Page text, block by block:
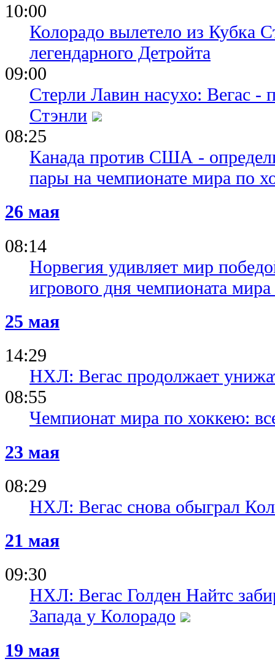
10:00
Колорадо вылетело из Кубка
легендарного Детройта
09:00
Стерли Лавин насухо: Вегас -
Стэнли
08:25
Канада против США -
пары на чемпионате мира по
26 мая
08:14
Норвегия удивляет мир
игрового дня чемпионата
25 мая
14:29
НХЛ: Вегас продолжает
08:55
Чемпионат мира по хоккею:
23 мая
08:29
НХЛ: Вегас снова обыграл
21 мая
09:30
НХЛ: Вегас Голден Найтс
Запада у Колорадо
19 мая